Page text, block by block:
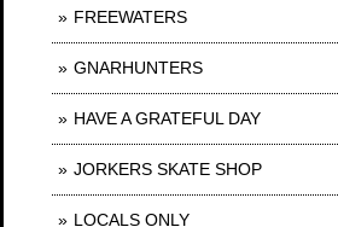
FREEWATERS
GNARHUNTERS
HAVE A GRATEFUL DAY
JORKERS SKATE SHOP
LOCALS ONLY